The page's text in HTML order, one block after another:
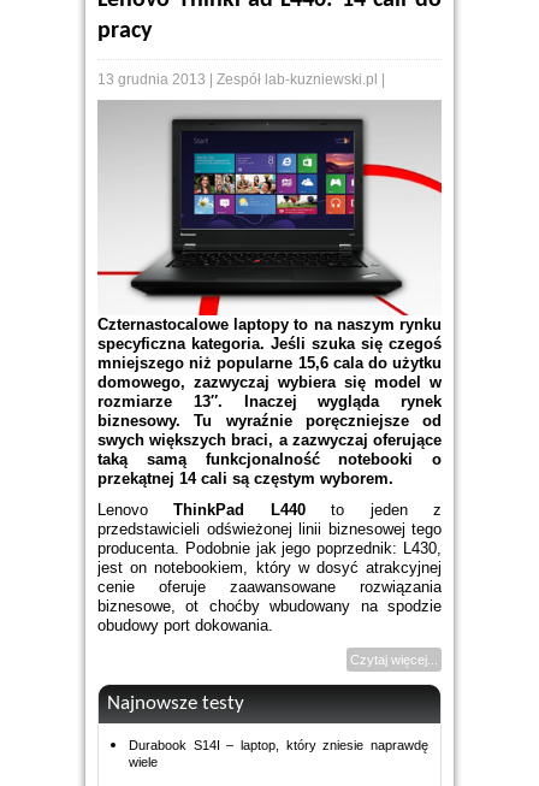
pracy
13 grudnia 2013 | Zespół lab-kuzniewski.pl |
Czternastocalowe laptopy to na naszym rynku
specyficzna kategoria. Jeśli szuka się czegoś
mniejszego niż popularne 15,6 cala do użytku
domowego, zazwyczaj wybiera się model w
rozmiarze 13″. Inaczej wygląda rynek
biznesowy. Tu wyraźnie poręczniejsze od
swych większych braci, a zazwyczaj oferujące
taką samą funkcjonalność notebooki o
przekątnej 14 cali są częstym wyborem.
LenovoThinkPad L440to jeden z
przedstawicieli odświeżonej linii biznesowej tego
producenta. Podobnie jak jego poprzednik: L430,
jest on notebookiem, który w dosyć atrakcyjnej
cenie oferuje zaawansowane rozwiązania
biznesowe, ot choćby wbudowany na spodzie
obudowy port dokowania.
Czytaj więcej...
Najnowsze testy
Durabook S14I – laptop, który zniesie naprawdę
wiele